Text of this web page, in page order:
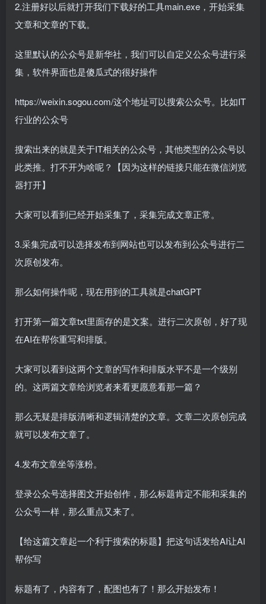
2.注册好以后就打开我们下载好的工具main.exe，开始采集
文章和文章的下载。
这里默认的公众号是新华社，我们可以自定义公众号进行采
集，软件界面也是傻瓜式的很好操作
https://weixin.sogou.com/这个地址可以搜索公众号。比如IT
行业的公众号
搜索出来的就是关于IT相关的公众号，其他类型的公众号以
此类推。打不开为啥呢？【因为这样的链接只能在微信浏览
器打开】
大家可以看到已经开始采集了，采集完成文章正常。
3.采集完成可以选择发布到网站也可以发布到公众号进行二
次原创发布。
那么如何操作呢，现在用到的工具就是chatGPT
打开第一篇文章txt里面存的是文案。进行二次原创，好了现
在AI在帮你重写和排版。
大家可以看到这两个文章的写作和排版水平不是一个级别
的。这两篇文章给浏览者来看更愿意看那一篇？
那么无疑是排版清晰和逻辑清楚的文章。文章二次原创完成
就可以发布文章了。
4.发布文章坐等涨粉。
登录公众号选择图文开始创作，那么标题肯定不能和采集的
公众号一样，那么重点又来了。
【给这篇文章起一个利于搜索的标题】把这句话发给AI让AI
帮你写
标题有了，内容有了，配图也有了！那么开始发布！